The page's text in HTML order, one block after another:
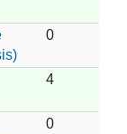
0
4
0